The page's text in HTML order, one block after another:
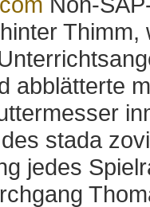
abblätterte
stada
jedes